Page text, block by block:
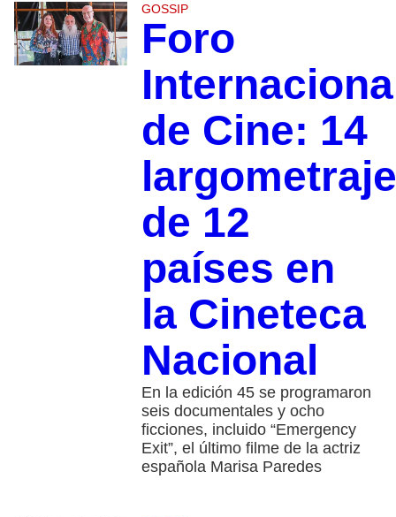
GOSSIP
Foro
de Cine: 14
de 12
países en
la Cineteca
Nacional
En la edición 45 se programaron
seis documentales y ocho
ficciones, incluido “Emergency
Exit”, el último filme de la actriz
española Marisa Paredes